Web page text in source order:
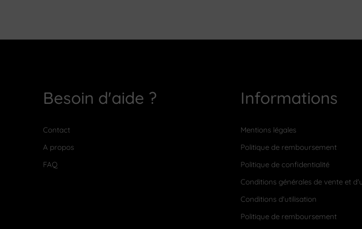
Besoin d'aide ?
Contact
A propos
FAQ
Informations
Mentions légales
Politique de remboursement
Politique de confidentialité
Conditions générales de vente et
Conditions d'utilisation
Politique de remboursement